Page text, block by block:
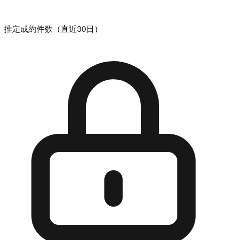
推定成約件数（直近30日）